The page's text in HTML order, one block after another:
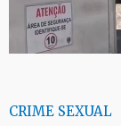
CRIME SEXUAL